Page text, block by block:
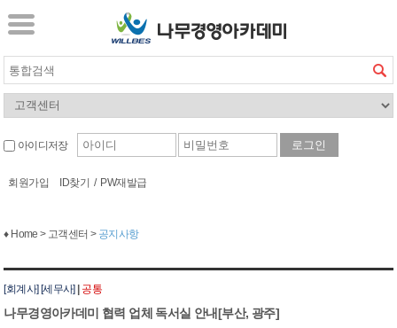
아이디저장
회원가입 ID찾기 / PW재발급
♦ Home > 고객센터 > 공지사항
[회계사] [세무사] 공통
나무경영아카데미 협력 업체 독서실 안내[부산, 광주]